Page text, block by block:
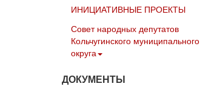
ИНИЦИАТИВНЫЕ ПРОЕКТЫ
Совет народных депутатов
Кольчугинского муниципального
округа
ДОКУМЕНТЫ